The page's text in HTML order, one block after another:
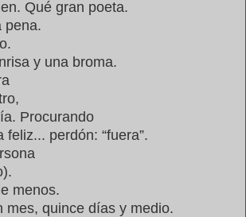
Qué gran poeta.
pena.
y una broma.
Procurando
perdón: “fuera”.
menos.
mes, quince días y medio.